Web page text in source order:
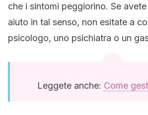
che i sintomi peggiorino. Se
aiuto in tal senso, non esitate a
psicologo, uno psichiatra o un
Leggete anche: Come